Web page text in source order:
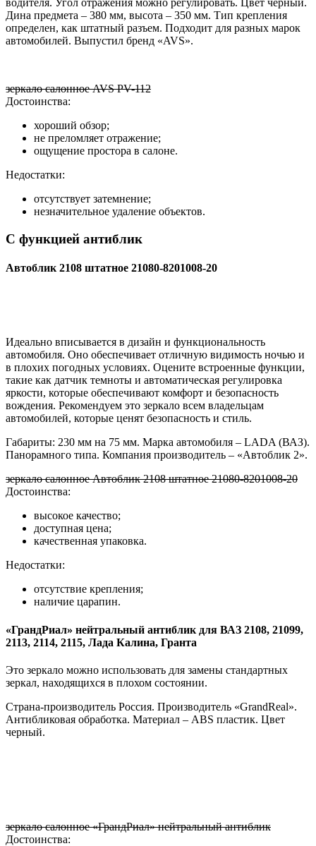
водителя. Угол отражения можно регулировать. Цвет черный.
Дина предмета – 380 мм, высота – 350 мм. Тип крепления
определен, как штатный разъем. Подходит для разных марок
автомобилей. Выпустил бренд «AVS».
зеркало салонное AVS PV-112
Достоинства:
хороший обзор;
не преломляет отражение;
ощущение простора в салоне.
Недостатки:
отсутствует затемнение;
незначительное удаление объектов.
С функцией антиблик
Автоблик 2108 штатное 21080-8201008-20
Идеально вписывается в дизайн и функциональность
автомобиля. Оно обеспечивает отличную видимость ночью и
в плохих погодных условиях. Оцените встроенные функции,
такие как датчик темноты и автоматическая регулировка
яркости, которые обеспечивают комфорт и безопасность
вождения. Рекомендуем это зеркало всем владельцам
автомобилей, которые ценят безопасность и стиль.
Габариты: 230 мм на 75 мм. Марка автомобиля – LADA (ВАЗ).
Панорамного типа. Компания производитель – «Автоблик 2».
зеркало салонное Автоблик 2108 штатное 21080-8201008-20
Достоинства:
высокое качество;
доступная цена;
качественная упаковка.
Недостатки:
отсутствие крепления;
наличие царапин.
«ГрандРиал» нейтральный антиблик для ВАЗ 2108, 21099,
2113, 2114, 2115, Лада Калина, Гранта
Это зеркало можно использовать для замены стандартных
зеркал, находящихся в плохом состоянии.
Страна-производитель Россия. Производитель «GrandReal».
Антибликовая обработка. Материал – ABS пластик. Цвет
черный.
зеркало салонное «ГрандРиал» нейтральный антиблик
Достоинства: